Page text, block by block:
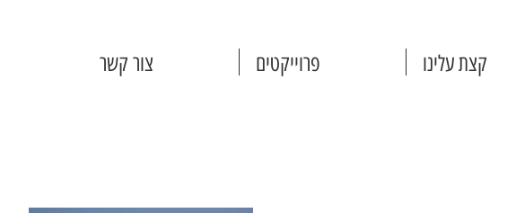
צור קשר פרוייקטים קצת עלינו